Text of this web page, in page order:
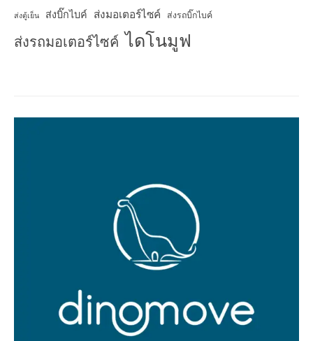
ส่งตู้เย็น ส่งบิ๊กไบค์ ส่งมอเตอร์ไซค์ ส่งรถบิ๊กไบค์
ส่งรถมอเตอร์ไซค์ ไดโนมูฟ